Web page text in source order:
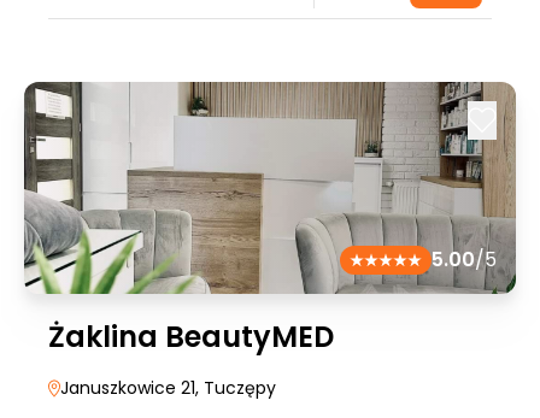
5.00/5
Żaklina BeautyMED
Januszkowice 21, Tuczępy